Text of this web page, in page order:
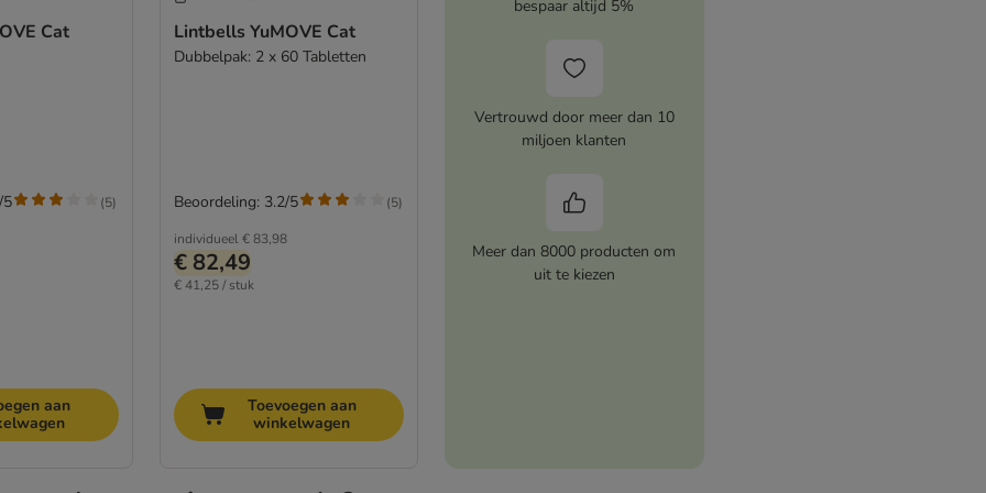
Cat
5 (5)
aan
Lintbells YuMOVE Cat
Dubbelpak: 2 x 60 Tabletten
individueel € 83,98
€ 82,49
€ 41,25 / stuk
Beoordeling: 3.2/5 (5)
Toevoegen aan
winkelwagen
bespaar altijd 5%
Vertrouwd door meer dan 10
miljoen klanten
Meer dan 8000 producten om
uit te kiezen